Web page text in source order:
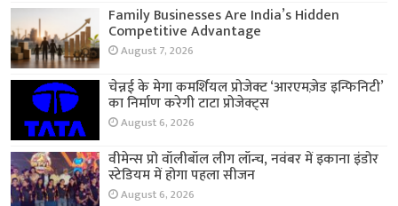
Family Businesses Are India’s Hidden
Competitive Advantage
August 7, 2026
चेन्नई के मेगा कमर्शियल प्रोजेक्ट ‘आरएमज़ेड इन्फिनिटी’
का निर्माण करेगी टाटा प्रोजेक्ट्स
August 6, 2026
वीमेन्स प्रो वॉलीबॉल लीग लॉन्च, नवंबर में इकाना इंडोर
स्टेडियम में होगा पहला सीजन
August 6, 2026